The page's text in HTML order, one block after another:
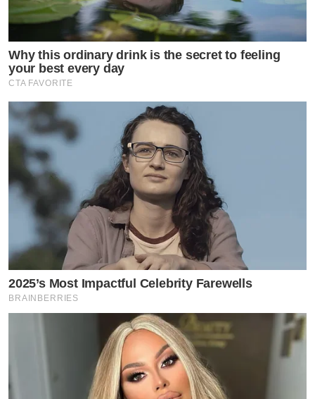
ไหม แซวนิดแซวหน่อยทำเป็นโกรธเนอะ”
by TVPOOL ONLINE
Why this ordinary drink is the secret to feeling
your best every day
CTA FAVORITE
2025’s Most Impactful Celebrity Farewells
BRAINBERRIES